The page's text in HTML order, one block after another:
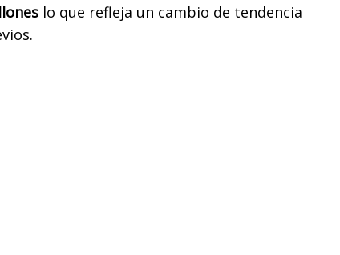
lo que refleja un cambio de tendencia